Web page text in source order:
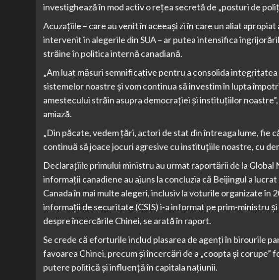
investighează în mod activ o rețea secretă de „posturi de
Acuzațiile – care au venit în aceeași zi în care un aliat apropiat
intervenit în alegerile din SUA – ar putea intensifica
străine în politica internă canadiană.
„Am luat măsuri semnificative pentru a consolida
sistemelor noastre și vom continua să investim în lupta
amestecului străin asupra democrației și instituțiilor
amiază.
„Din păcate, vedem țări, actori de stat din întreaga lume, fie
continuă să joace jocuri agresive cu instituțiile noastre, cu
Declarațiile primului ministru au urmat raportării de la
informații canadiene au ajuns la concluzia că Beijingul a
Canada în mai multe alegeri, inclusiv la voturile organizate în
informații de securitate (CSIS) i-a informat pe prim-ministru
despre încercările Chinei, se arată în raport.
Se crede că eforturile includ plasarea de agenți în birourile
favoarea Chinei, precum și încercări de a „coopta și corupe”
putere politică și influență în capitala națiunii.